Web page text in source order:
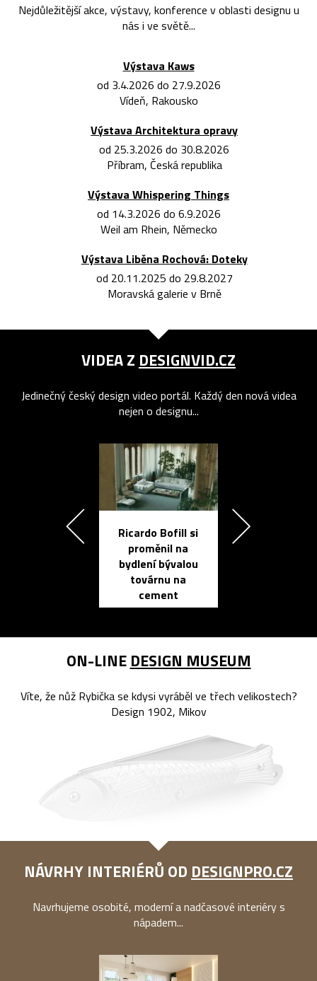
Nejdůležitější akce, výstavy, konference v oblasti designu u
nás i ve světě...
Výstava Kaws
od 3.4.2026 do 27.9.2026
Vídeň, Rakousko
Výstava Architektura opravy
od 25.3.2026 do 30.8.2026
Příbram, Česká republika
Výstava Whispering Things
od 14.3.2026 do 6.9.2026
Weil am Rhein, Německo
Výstava Liběna Rochová: Doteky
od 20.11.2025 do 29.8.2027
Moravská galerie v Brně
VIDEA Z DESIGNVID.CZ
Jedinečný český design video portál. Každý den nová videa
nejen o designu...
Ricardo Bofill si
proměnil na
bydlení bývalou
továrnu na
cement
ON-LINE DESIGN MUSEUM
Víte, že nůž Rybička se kdysi vyráběl ve třech velikostech?
Design 1902, Mikov
NÁVRHY INTERIÉRŮ OD DESIGNPRO.CZ
Navrhujeme osobité, moderní a nadčasové interiéry s
nápadem...